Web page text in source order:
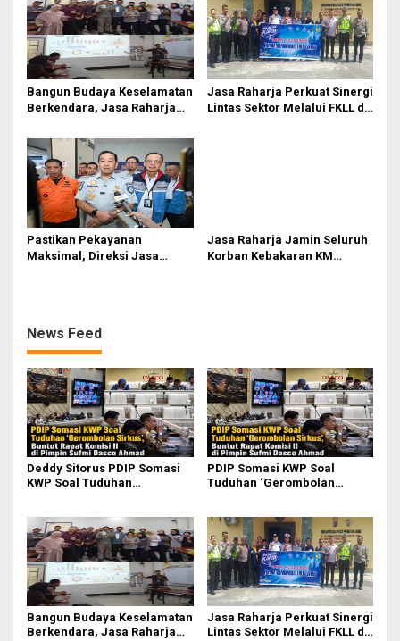
Sufmi Dasco Ahmad
Ahmad
Bangun Budaya Keselamatan
Berkendara, Jasa Raharja
Pasifik Medan Industri
Jasa Raharja Perkuat Sinergi
Lintas Sektor Melalui FKLL di
Pastikan Pekayanan
Maksimal, Direksi Jasa
Jasa Raharja Jamin Seluruh
Korban Kebakaran KM
News Feed
Deddy Sitorus PDIP Somasi
KWP Soal Tuduhan
Sufmi Dasco Ahmad
PDIP Somasi KWP Soal
Tuduhan ‘Gerombolan
Ahmad
Bangun Budaya Keselamatan
Berkendara, Jasa Raharja
Jasa Raharja Perkuat Sinergi
Lintas Sektor Melalui FKLL di